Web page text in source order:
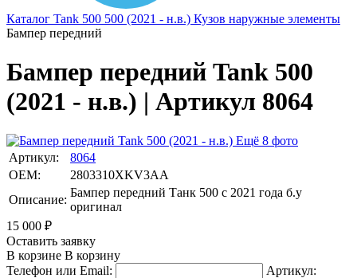
Каталог Tank 500 500 (2021 - н.в.) Кузов наружные элементы
Бампер передний
Бампер передний Tank 500
(2021 - н.в.) | Артикул 8064
Ещё 8 фото
Артикул:
8064
OEM:
2803310XKV3AA
Описание:
Бампер передний Танк 500 с 2021 года б.у
оригинал
15 000 ₽
Оставить заявку
В корзине В корзину
Телефон или Email:
Артикул: